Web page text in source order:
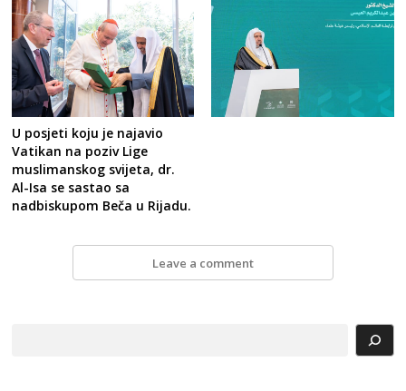
U posjeti koju je najavio
Vatikan na poziv Lige
muslimanskog svijeta, dr.
Al-Isa se sastao sa
nadbiskupom Beča u Rijadu.
Leave a comment